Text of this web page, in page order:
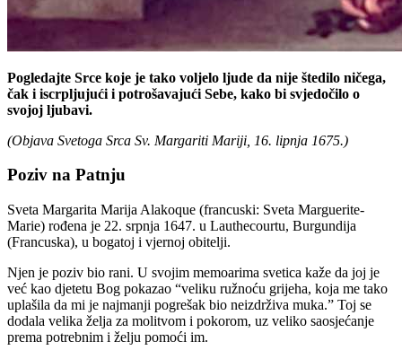
Pogledajte Srce koje je tako voljelo ljude da nije štedilo ničega,
čak i iscrpljujući i potrošavajući Sebe, kako bi svjedočilo o
svojoj ljubavi.
(Objava Svetoga Srca Sv. Margariti Mariji, 16. lipnja 1675.)
Poziv na Patnju
Sveta Margarita Marija Alakoque (francuski: Sveta Marguerite-
Marie) rođena je 22. srpnja 1647. u Lauthecourtu, Burgundija
(Francuska), u bogatoj i vjernoj obitelji.
Njen je poziv bio rani. U svojim memoarima svetica kaže da joj je
već kao djetetu Bog pokazao “veliku ružnoću grijeha, koja me tako
uplašila da mi je najmanji pogrešak bio neizdrživa muka.” Toj se
dodala velika želja za molitvom i pokorom, uz veliko saosjećanje
prema potrebnim i želju pomoći im.